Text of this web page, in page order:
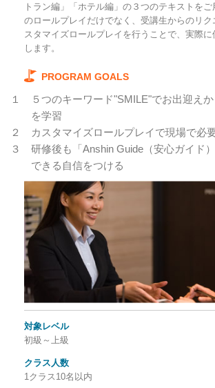
トラン編」「ホテル編」の３つのテキストを
のロールプレイだけでなく、受講生からのリク
スタマイズロールプレイを行うことで、実際
します。
PROGRAM GOALS
１
５つのキーワード"SMILE"でお出迎え
を学習
２
カスタマイズロールプレイで現場で必
３
研修後も「Anshin Guide（安心ガイド
できる自信をつける
対象レベル
初級～上級
クラス人数
1クラス10名以内